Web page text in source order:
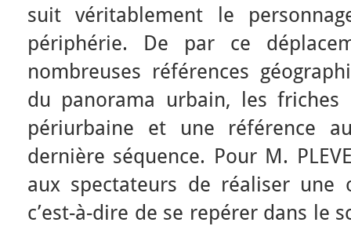
suit véritablement le
périphérie. De par ce
nombreuses références
du panorama urbain, les
périurbaine et une référence
dernière séquence. Pour M.
aux spectateurs de réaliser une
c’est-à-dire de se repérer dans le